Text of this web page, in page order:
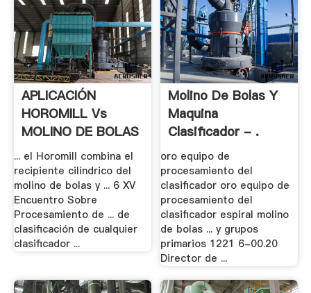
APLICACIÓN
HOROMILL Vs
MOLINO DE BOLAS
EN LA .
... el Horomill combina el
recipiente cilíndrico del
molino de bolas y ... 6 XV
Encuentro Sobre
Procesamiento de ... de
clasificación de cualquier
clasificador ...
Molino De Bolas Y
Maquina
Clasificador - .
oro equipo de
procesamiento del
clasificador oro equipo de
procesamiento del
clasificador espiral molino
de bolas ... y grupos
primarios 1221 6-00.20
Director de ...